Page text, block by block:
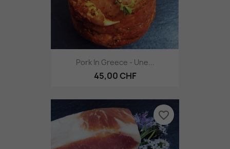
Pork In Greece - Une...
45,00 CHF
favorite_border